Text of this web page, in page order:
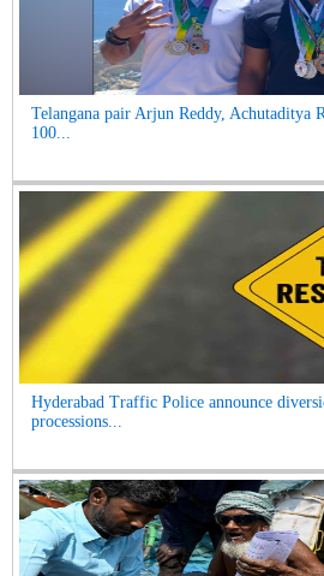
Telangana pair Arjun Reddy, Achutaditya
100...
Hyderabad Traffic Police announce
processions...